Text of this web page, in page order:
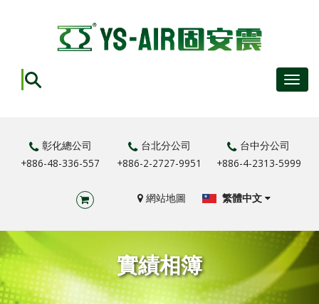
彰化總公司
+886-48-336-557
台北分公司
+886-2-2727-9951
台中分公司
+886-4-2313-5999
網站地圖 繁體中文
實績相簿